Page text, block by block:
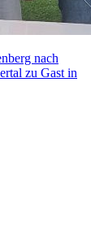
nach
zu Gast in